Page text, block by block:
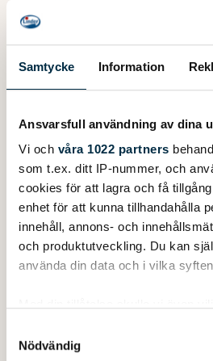
Samtycke Information
Ansvarsfull användning av dina
Vi och våra 1022 partners
som t.ex. ditt IP-nummer, och
cookies för att lagra och få
enhet för att kunna tillhandahålla
innehåll, annons- och
och produktutveckling. Du kan
använda din data och i vilka
som kan ha en noggrannhet
Nödvändig
169EUR